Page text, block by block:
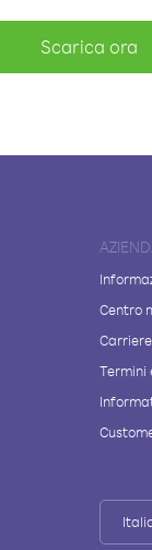
Scarica ora
Centro
Carriere
Termini